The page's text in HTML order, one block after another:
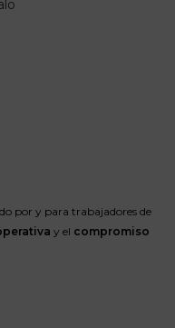
por y para trabajadores de
y el compromiso